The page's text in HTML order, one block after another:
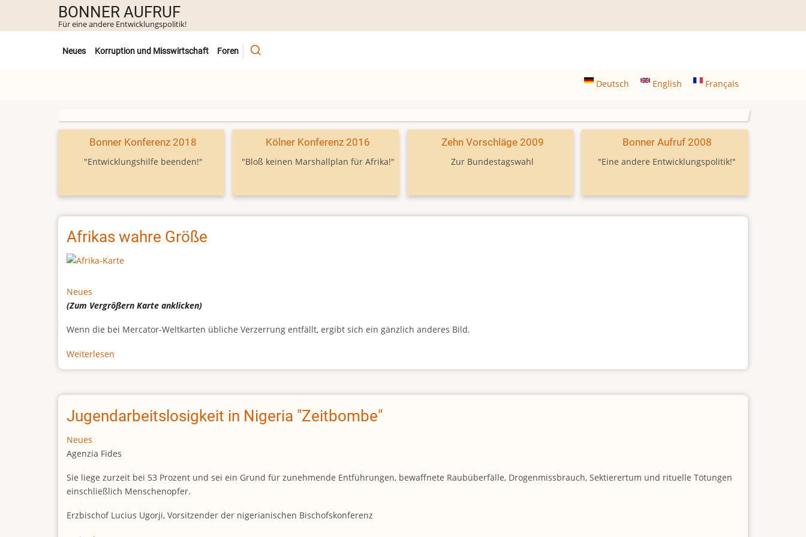
Inhalt
BONNER AUFRUF
Für eine andere Entwicklungspolitik!
Untermenü
Neues Korruption und Misswirtschaft Foren
Deutsch English Français
Bonner Konferenz 2018
"Entwicklungshilfe beenden!"
Kölner Konferenz 2016
"Bloß keinen Marshallplan für Afrika!"
Zehn Vorschläge 2009
Zur Bundestagswahl
Bonner Aufruf 2008
"Eine andere Entwicklungspolitik!"
Afrikas wahre Größe
Neues
(Zum VergrößernKarte anklicken)
Wenn die bei Mercator-Weltkarten übliche Verzerrung entfällt, ergibt sich ein gänzlich anderes Bild.
Weiterlesen
Afrikas
Größe
Jugendarbeitslosigkeit in Nigeria "Zeitbombe"
Neues
Agenzia Fides
Sie liege zurzeit bei 53 Prozent und sei ein Grund für zunehmende Entführungen, bewaffnete Raubüberfälle, Drogenmissbrauch, Sektierertum und rituelle Tötungen
einschließlich Menschenopfer.
Erzbischof Lucius Ugorji, Vorsitzender der nigerianischen Bischofskonferenz